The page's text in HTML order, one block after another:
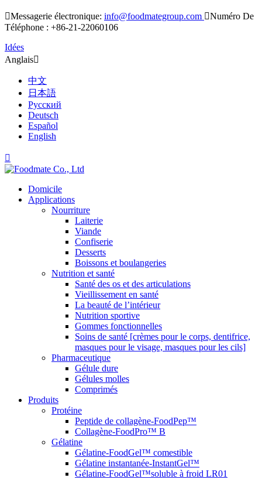
Messagerie électronique: info@foodmategroup.com Numéro De
Téléphone : +86-21-22060106
Idées
Anglais
中文
日本語
Русский
Deutsch
Español
English

Domicile
Applications
Nourriture
Laiterie
Viande
Confiserie
Desserts
Boissons et boulangeries
Nutrition et santé
Santé des os et des articulations
Vieillissement en santé
La beauté de l’intérieur
Nutrition sportive
Gommes fonctionnelles
Soins de santé [crèmes pour le corps, dentifrice,
masques pour le visage, masques pour les cils]
Pharmaceutique
Gélule dure
Gélules molles
Comprimés
Produits
Protéine
Peptide de collagène-FoodPep™
Collagène-FoodPro™ B
Gélatine
Gélatine-FoodGel™ comestible
Gélatine instantanée-InstantGel™
Gélatine-FoodGel™soluble à froid LR01